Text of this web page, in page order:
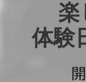
楽
体験